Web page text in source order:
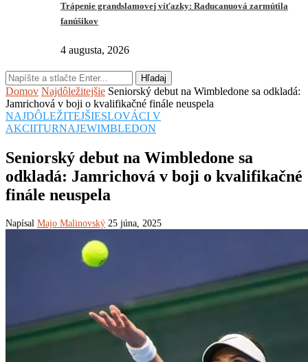
Trápenie grandslamovej víťazky: Raducanuová zarmútila
fanúšikov
4 augusta, 2026
Hľadaj
Domov Najdôležitejšie Seniorský debut na Wimbledone sa odkladá:
Jamrichová v boji o kvalifikačné finále neuspela
NAJDÔLEŽITEJŠIESLOVÁCI V
AKCIITURNAJEWIMBLEDON
Seniorský debut na Wimbledone sa
odkladá: Jamrichová v boji o kvalifikačné
finále neuspela
Napísal Majo Malinovský 25 júna, 2025